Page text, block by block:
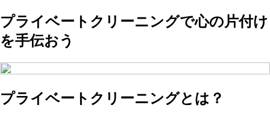
プライベートクリーニングで心の片付け
を手伝おう
プライベートクリーニングとは？